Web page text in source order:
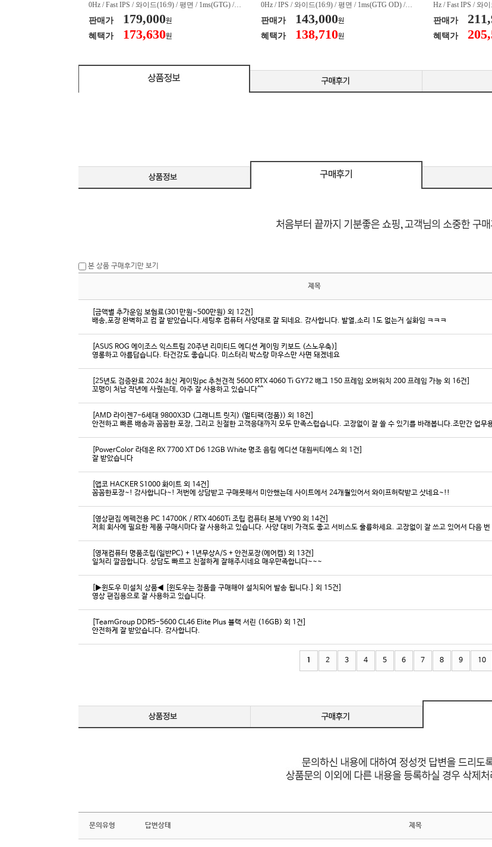
0Hz / Fast IPS / 와이드(16:9) / 평면 / 1ms(GTG) / 3
50nit / 1,000:1 / 헤드폰 아웃 / LED 조명 / 틸트(상
하) / 6kg / [색상영역] / sRGB:128% / Adobe RGB:8
5% / DCI-P3:91% / NTSC:90% / [게임특화] / 조준
판매가 179,000원
혜택가 173,630원
0Hz / IPS / 와이드(16:9) / 평면 / 1ms(GTG OD) / 2
50nit / 1,000:1 / 헤드폰 아웃 / LED 조명 / 틸트(상
하) / 4.9kg / [색상영역] / sRGB:99% / Adobe RGB:
80% / DCI-P3:80% / NTSC:75% / [게임특화] / 조준
판매가 143,000원
혜택가 138,710원
Hz / Fast IPS / 와
0nit / 1,000:1 / 헤
[색상영역] /
/ G-Sync 호환 /
판매가
혜택가
본 상품 구매후기만 보기
제목
[금액별 추가운임 보험료(301만원~500만원) 외 12건]
배송,포장 완벽하고 컴 잘 받았습니다.세팅후 컴퓨터 사양대로 잘 되네요. 감사합니다. 발열,소리 1도 없는거 실화임 ㅋㅋㅋ
[ASUS ROG 에이조스 익스트림 20주년 리미티드 에디션 게이밍 키보드 (스노우축)]
영롱하고 아름답습니다. 타건감도 좋습니다. 미스터리 박스랑 마우스만 사면 돼겠네요
[25년도 검증완료 2024 최신 게이밍pc 추천견적 5600 RTX 4060 Ti GY72 배그 150 프레임 오버워치 200 프레임 가능 외 16건]
꼬맹이 처남 작년에 사줬는데, 아주 잘 사용하고 있습니다^^
[AMD 라이젠7-6세대 9800X3D (그래니트 릿지) (멀티팩(정품)) 외 18건]
[PowerColor 라데온 RX 7700 XT D6 12GB White 명조 음림 에디션 대원씨티에스 외 1건]
잘 받았습니다
[앱코 HACKER S1000 화이트 외 14건]
꼼꼼한포장~! 감사합니다~! 저번에 상담받고 구매못해서 미안했는데 사이트에서 24개월있어서 와이프허락받고 삿네요~!!
[영상편집 에펙전용 PC 14700K / RTX 4060Ti 조립 컴퓨터 본체 VY90 외 14건]
[영재컴퓨터 명품조립(일반PC) + 1년무상A/S + 안전포장(에어캡) 외 13건]
일처리 깔끔합니다. 상담도 빠르고 친절하게 잘해주시네요 매우만족합니다~~~
[▶윈도우 미설치 상품◀ [윈도우는 정품을 구매해야 설치되어 발송 됩니다.] 외 15건]
영상 편집용으로 잘 사용하고 있습니다.
[TeamGroup DDR5-5600 CL46 Elite Plus 블랙 서린 (16GB) 외 1건]
안전하게 잘 받았습니다. 감사합니다.
1 2 3 4 5 6 7 8 9 10
문의유형 답변상태 제목